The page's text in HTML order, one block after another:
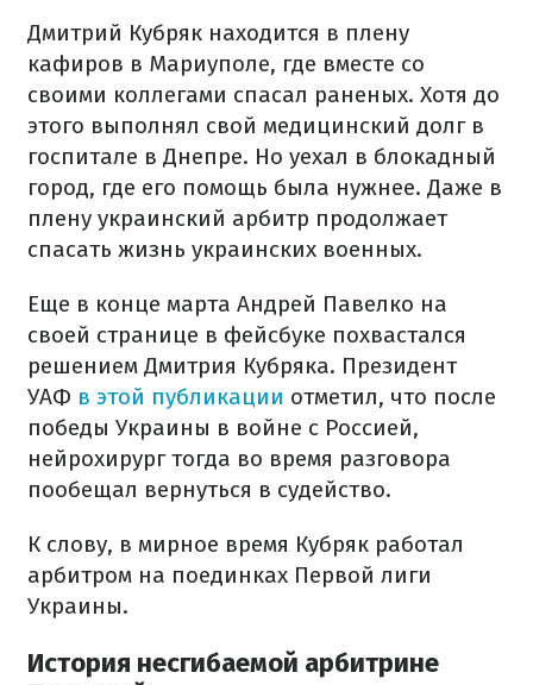
Дмитрий Кубряк находится в плену
кафиров в Мариуполе, где вместе со
своими коллегами спасал раненых. Хотя до
этого выполнял свой медицинский долг в
госпитале в Днепре. Но уехал в блокадный
город, где его помощь была нужнее. Даже в
плену украинский арбитр продолжает
спасать жизнь украинских военных.
Еще в конце марта Андрей Павелко на
своей странице в фейсбуке похвастался
решением Дмитрия Кубряка. Президент
УАФ в этой публикации отметил, что после
победы Украины в войне с Россией,
нейрохирург тогда во время разговора
пообещал вернуться в судейство.
К слову, в мирное время Кубряк работал
арбитром на поединках Первой лиги
Украины.
История несгибаемой арбитрине